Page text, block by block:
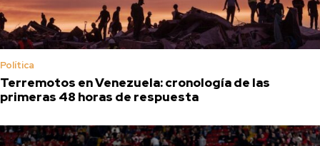
Política
Terremotos en Venezuela: cronología de las
primeras 48 horas de respuesta